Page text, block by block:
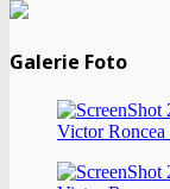
Galerie Foto